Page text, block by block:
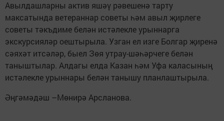
Авылдашларны актив яшәү рәвешенә тарту
максатында ветераннар советы һәм авыл җирлеге
советы тәкъдиме белән истәлекле урыннарга
экскурсияләр оештырыла. Узган ел изге Болгар җиренә
сәяхәт итсәләр, быел Зөя утрау-шәһәрчеге белән
таныштылар. Алдагы елда Казан һәм Уфа каласының
истәлекле урыннары белән танышу планлаштырыла.
Әңгәмәдәш –Мөнирә Арсланова.